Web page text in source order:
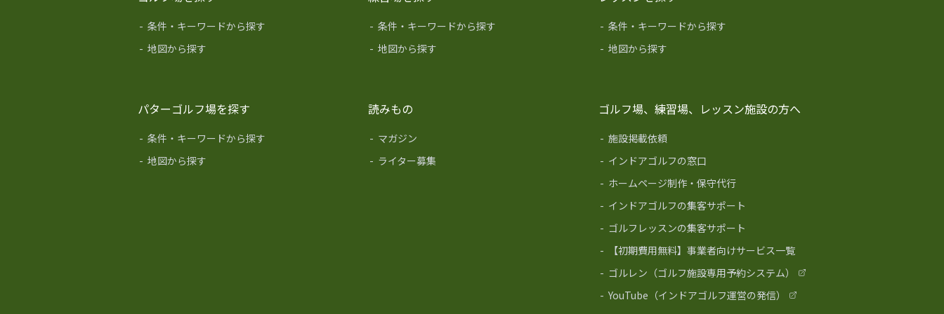
- 条件・キーワードから探す
- 地図から探す
- 条件・キーワードから探す
- 地図から探す
- 条件・キーワードから探す
- 地図から探す
パターゴルフ場を探す
- 条件・キーワードから探す
- 地図から探す
読みもの
- マガジン
- ライター募集
ゴルフ場、練習場、レッスン施設の方へ
- 施設掲載依頼
- インドアゴルフの窓口
- ホームページ制作・保守代行
- インドアゴルフの集客サポート
- ゴルフレッスンの集客サポート
-
【初期費用無料】事業者向けサービス一覧
- ゴルレン（ゴルフ施設専用予約システム）
- YouTube（インドアゴルフ運営の発信）